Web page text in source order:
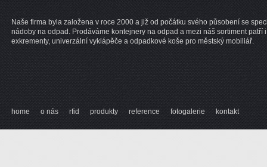
Naše firma byla založena v roce 2000 a již od počátku svého působení se
nádoby na odpad. Prodáváme kontejnery na odpad a mezi náš sortiment patří
exkrementy, univerzální vyklápěče a odpadkové koše pro městský mobiliář.
home o nás rfid produkty reference fotogalerie kontakt